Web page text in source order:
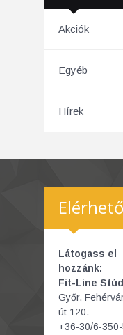
Akciók
Egyéb
Hírek
Látogass el
hozzánk:
Fit-Line
Győr,
út 120.
+36-30/6-